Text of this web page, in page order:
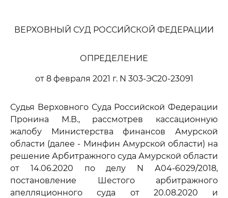
ВЕРХОВНЫЙ СУД РОССИЙСКОЙ ФЕДЕРАЦИИ
ОПРЕДЕЛЕНИЕ
от 8 февраля 2021 г. N 303-ЭС20-23091
Судья Верховного Суда Российской Федерации
Пронина М.В., рассмотрев кассационную
жалобу Министерства финансов Амурской
области (далее - Минфин Амурской области) на
решение Арбитражного суда Амурской области
от 14.06.2020 по делу N А04-6029/2018,
постановление Шестого арбитражного
апелляционного суда от 20.08.2020 и